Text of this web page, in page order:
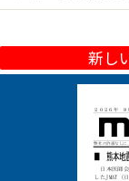
新し